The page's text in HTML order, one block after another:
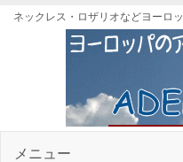
ネックレス・ロザリオなどヨーロ
メニュー